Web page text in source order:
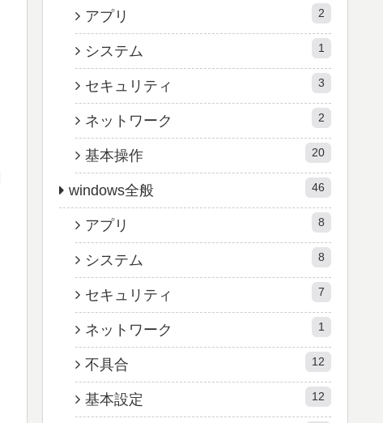
アプリ 2
システム 1
セキュリティ 3
ネットワーク 2
基本操作 20
windows全般 46
アプリ 8
システム 8
セキュリティ 7
ネットワーク 1
不具合 12
基本設定 12